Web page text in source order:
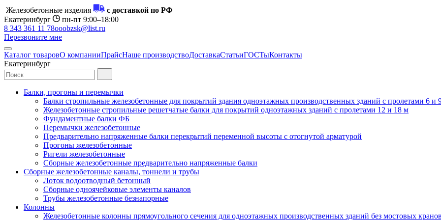
Железобетонные изделия
с доставкой по РФ
Екатеринбург
пн-пт 9:00–18:00
8 343 361 11 78ooobzsk@list.ru
Перезвоните мне
Каталог товаровО компанииПрайсНаше производствоДоставкаСтатьиГОСТыКонтакты
Екатеринбург
Балки, прогоны и перемычки
Балки стропильные железобетонные для покрытий здания одноэтажных производственных зданий с пролетами 6
Железобетонные стропильные решетчатые балки для покрытий одноэтажных зданий с пролетами 12 и 18 м
Фундаментные балки ФБ
Перемычки железобетонные
Предварительно напряженные балки перекрытий переменной высоты с отогнутой арматурой
Прогоны железобетонные
Ригели железобетонные
Сборные железобетонные предварительно напряженные балки
Сборные железобетонные каналы, тоннели и трубы
Лоток водоотводный бетонный
Сборные одноячейковые элементы каналов
Трубы железобетонные безнапорные
Колонны
Железобетонные колонны прямоугольного сечения для одноэтажных производственных зданий без мостовых кранов